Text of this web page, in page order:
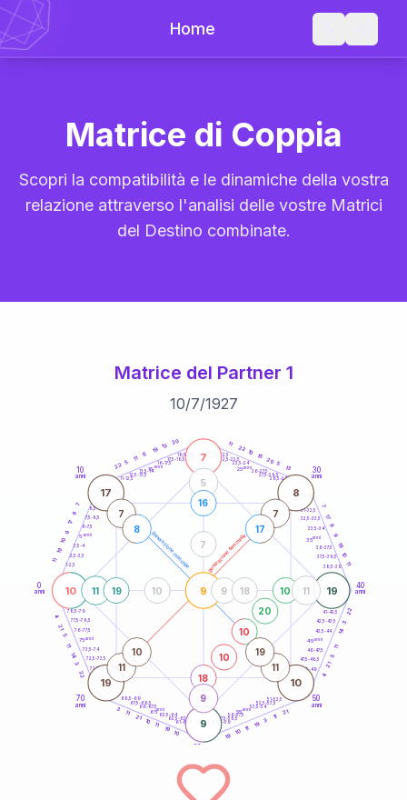
Home
Matrice di Coppia
Scopri la compatibilità e le dinamiche della vostra
relazione attraverso l'analisi delle vostre Matrici
del Destino combinate.
Matrice del Partner 1
10/7/1927
generazione maschile generazione femminile
0
anni
10
anni
30
anni
40
anni
50
anni
60
70
anni
1-2,5
2,5-3,5
3,5-4
6-7,5
7,5-8,5
8,5-9
11-12,5
12,5-13,5
13,5-14
16-17,5
17,5-18,5
18,5-19
21-22,5
22,5-23,5
23,5-24
26-27,5
27,5-28,5
28,5-29
31-32,5
32,5-33,5
33,5-34
36-37,5
37,5-38,5
38,5-39
41-42,5
42,5-43,5
43,5-44
46-47,5
47,5-48,5
48,5-49
51-52,5
52,5-53,5
53,5-54
56-57,5
57,5-58,5
58,5-59
61-62,5
62,5-63,5
63,5-64
66-67,5
67,5-68,5
68,5-69
71-72,5
72,5-73,5
73,5-74
76-77,5
77,5-78,5
78,5-79
11
19
10
9
17
8
7
22 5
11
6
19 13
20 11
22 10
15
20 5
13
7
17
8
9
19
10
11
22
3
14
11
5
21
4
21
11
3
19
11
10
19
10
19
11
10
21
11
3
22
3
14
11
5
21
4
10
7
19
9
9
17 8
19 10
18
10
10
20
10
11
5
11
9
19
16
9 18
10
7
7
8
7
17
11
10
11
19
5anni
15 anni 25anni
35anni
45anni
55anni
65anni
75anni